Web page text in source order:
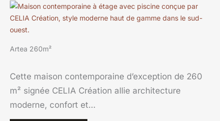
Artea 260m²
Cette maison contemporaine d’exception de 260
m² signée CELIA Création allie architecture
moderne, confort et…